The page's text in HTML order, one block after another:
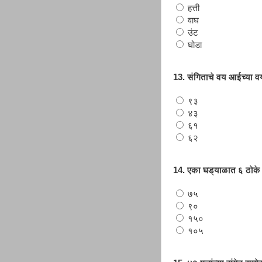
हत्ती
वाघ
उंट
घोडा
13. संगिताचे वय आईच्या
९३
४३
६१
६२
14. एका घड्याळात ६ ठोके
७५
९०
१५०
१०५